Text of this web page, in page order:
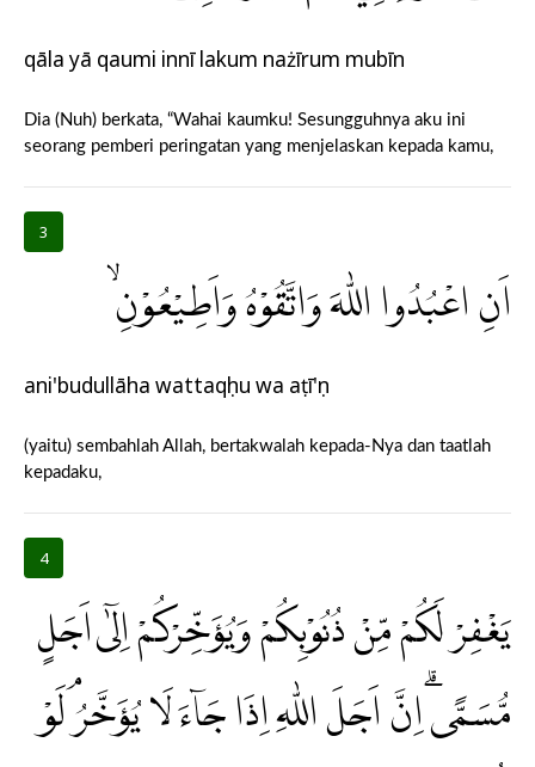
qāla yā qaumi innī lakum nażīrum mubīn
Dia (Nuh) berkata, “Wahai kaumku! Sesungguhnya aku ini
seorang pemberi peringatan yang menjelaskan kepada kamu,
3
اَنِ اعْبُدُوا اللّٰهَ وَاتَّقُوْهُ وَاَطِيْعُوْنِۙ
ani'budullāha wattaqụhu wa aṭī'ụn
(yaitu) sembahlah Allah, bertakwalah kepada-Nya dan taatlah
kepadaku,
4
يَغْفِرْ لَكُمْ مِّنْ ذُنُوْبِكُمْ وَيُؤَخِّرْكُمْ اِلٰٓى اَجَلٍ
مُّسَمًّىۗ اِنَّ اَجَلَ اللّٰهِ اِذَا جَاۤءَ لَا يُؤَخَّرُۘ لَوْ